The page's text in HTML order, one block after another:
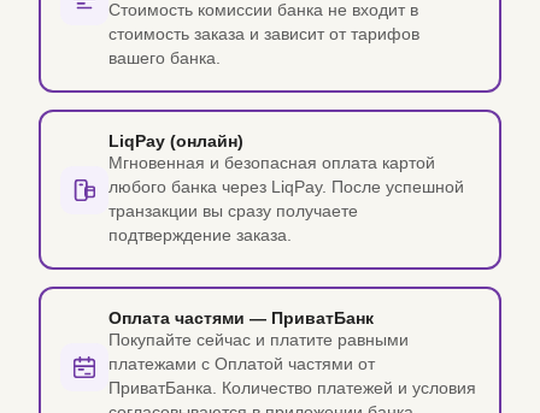
Стоимость комиссии банка не входит в
стоимость заказа и зависит от тарифов
вашего банка.
LiqPay (онлайн)
Мгновенная и безопасная оплата картой
любого банка через LiqPay. После успешной
транзакции вы сразу получаете
подтверждение заказа.
Оплата частями — ПриватБанк
Покупайте сейчас и платите равными
платежами с Оплатой частями от
ПриватБанка. Количество платежей и условия